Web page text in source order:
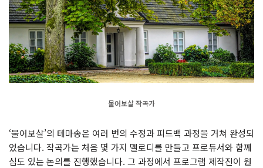
물어보살 작곡가
‘물어보살’의 테마송은 여러 번의 수정과 피드백 과정을 거쳐 완성되
었습니다. 작곡가는 처음 몇 가지 멜로디를 만들고 프로듀서와 함께
심도 있는 논의를 진행했습니다. 그 과정에서 프로그램 제작진이 원